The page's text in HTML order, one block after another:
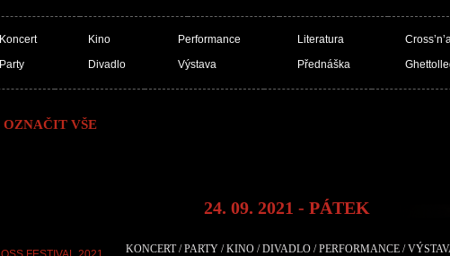
Koncert
Party
Kino
Divadlo
Performance
Výstava
Literatura
Přednáška
OZNAČIT VŠE
24. 09. 2021 - PÁTEK
KONCERT / PARTY / KINO / DIVADLO / PERFORMANCE /